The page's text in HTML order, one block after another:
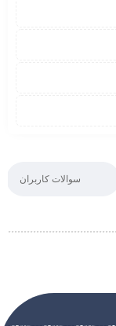
سوالات کاربران